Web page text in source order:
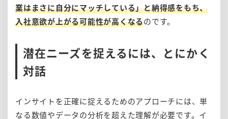
業はまさに自分にマッチしている」と納得感をもち、
入社意欲が上がる可能性が高くなるのです。
潜在ニーズを捉えるには、とにかく
対話
インサイトを正確に捉えるためのアプローチには、単
なる数値やデータの分析を超えた理解が必要です。イ